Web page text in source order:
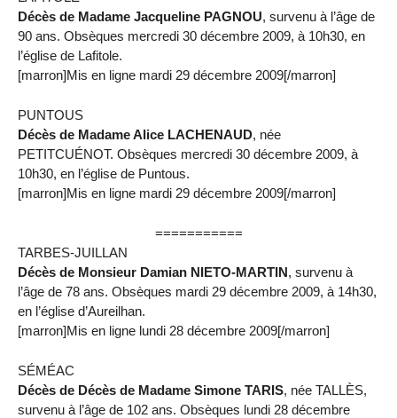
Décès de Madame Jacqueline PAGNOU, survenu à l’âge de
90 ans. Obsèques mercredi 30 décembre 2009, à 10h30, en
l’église de Lafitole.
[marron]Mis en ligne mardi 29 décembre 2009[/marron]
PUNTOUS
Décès de Madame Alice LACHENAUD, née
PETITCUÉNOT. Obsèques mercredi 30 décembre 2009, à
10h30, en l’église de Puntous.
[marron]Mis en ligne mardi 29 décembre 2009[/marron]
===========
TARBES-JUILLAN
Décès de Monsieur Damian NIETO-MARTIN, survenu à
l’âge de 78 ans. Obsèques mardi 29 décembre 2009, à 14h30,
en l’église d’Aureilhan.
[marron]Mis en ligne lundi 28 décembre 2009[/marron]
SÉMÉAC
Décès de Décès de Madame Simone TARIS, née TALLÈS,
survenu à l’âge de 102 ans. Obsèques lundi 28 décembre